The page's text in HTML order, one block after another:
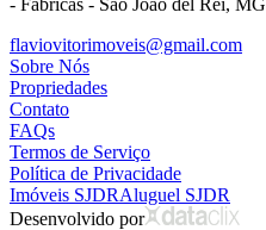
flaviovitorimoveis@gmail.com
Sobre Nós
Propriedades
Contato
FAQs
Termos de Serviço
Política de Privacidade
Imóveis SJDRAluguel SJDR
Desenvolvido por